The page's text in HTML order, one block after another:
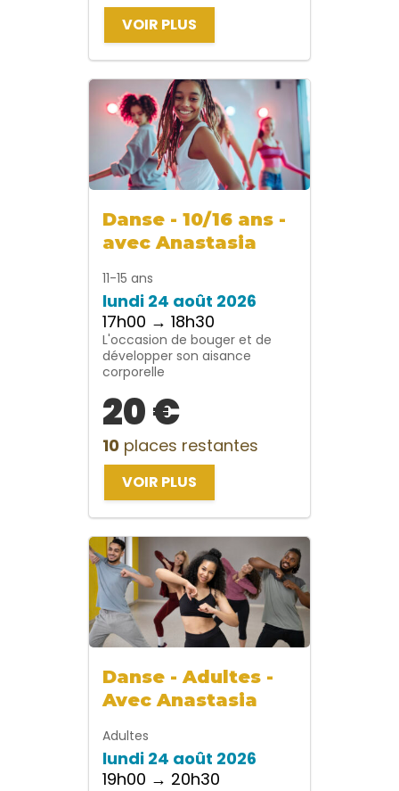
VOIR PLUS
Danse - 10/16 ans -
avec Anastasia
11-15 ans
lundi 24 août 2026
17h00 → 18h30
L'occasion de bouger et de
développer son aisance
corporelle
20 €
10 places restantes
VOIR PLUS
Danse - Adultes -
Avec Anastasia
Adultes
lundi 24 août 2026
19h00 → 20h30